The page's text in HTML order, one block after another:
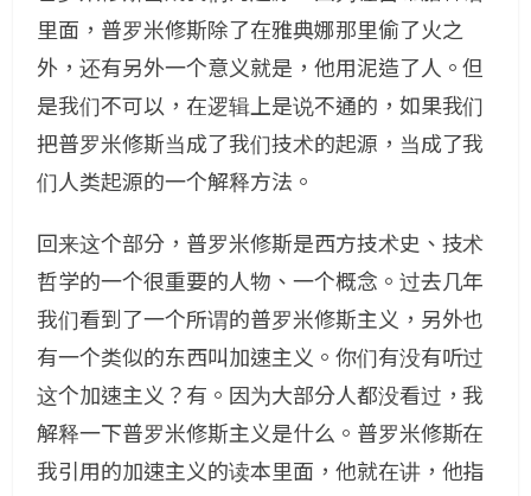
里面，普罗米修斯除了在雅典娜那里偷了火之
外，还有另外一个意义就是，他用泥造了人。但
是我们不可以，在逻辑上是说不通的，如果我们
把普罗米修斯当成了我们技术的起源，当成了我
们人类起源的一个解释方法。
回来这个部分，普罗米修斯是西方技术史、技术
哲学的一个很重要的人物、一个概念。过去几年
我们看到了一个所谓的普罗米修斯主义，另外也
有一个类似的东西叫加速主义。你们有没有听过
这个加速主义？有。因为大部分人都没看过，我
解释一下普罗米修斯主义是什么。普罗米修斯在
我引用的加速主义的读本里面，他就在讲，他指